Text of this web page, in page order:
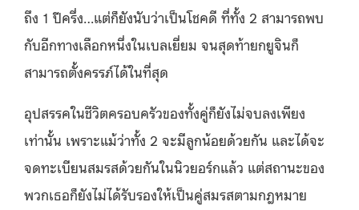
ถึง 1 ปีครึ่ง…แต่ก็ยังนับว่าเป็นโชคดี ที่ทั้ง 2 สามารถพบ
กับอีกทางเลือกหนึ่งในเบลเยี่ยม จนสุดท้ายกยูจินก็
สามารถตั้งครรภ์ได้ในที่สุด
อุปสรรคในชีวิตครอบครัวของทั้งคู่ก็ยังไม่จบลงเพียง
เท่านั้น เพราะแม้ว่าทั้ง 2 จะมีลูกน้อยด้วยกัน และได้จะ
จดทะเบียนสมรสด้วยกันในนิวยอร์กแล้ว แต่สถานะของ
พวกเธอก็ยังไม่ได้รับรองให้เป็นคู่สมรสตามกฎหมาย